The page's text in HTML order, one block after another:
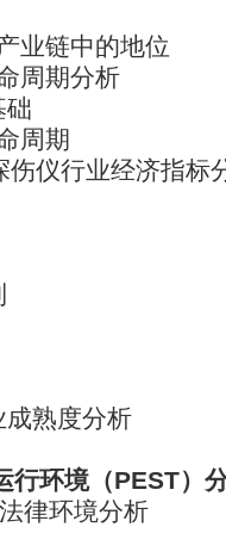
业链中的地位
周期分析
础
周期
仪行业经济指标
熟度分析
行环境（PEST）
律环境分析